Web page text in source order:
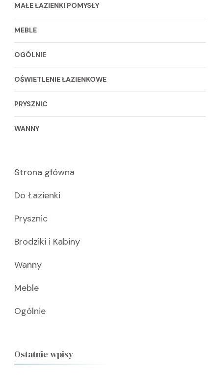
MAŁE ŁAZIENKI POMYSŁY
MEBLE
OGÓLNIE
OŚWIETLENIE ŁAZIENKOWE
PRYSZNIC
WANNY
Strona główna
Do Łazienki
Prysznic
Brodziki i Kabiny
Wanny
Meble
Ogólnie
Ostatnie wpisy